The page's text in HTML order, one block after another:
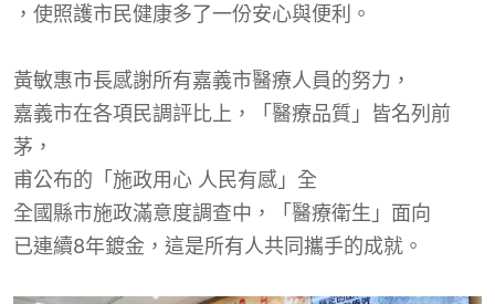
，使照護市民健康多了一份安心與便利。
黃敏惠市長感謝所有嘉義市醫療人員的努力，
嘉義市在各項民調評比上，「醫療品質」皆名列前
茅，
甫公布的「施政用心 人民有感」全
全國縣市施政滿意度調查中， 「醫療衛生」 面向
已連續8年鍍金 ，這是所有人共同攜手的成就。